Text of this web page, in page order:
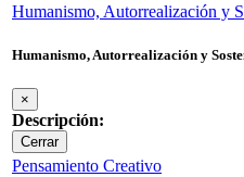
Humanismo, Autorrealización y
Humanismo, Autorrealización y
×
Descripción:
Cerrar
Pensamiento Creativo